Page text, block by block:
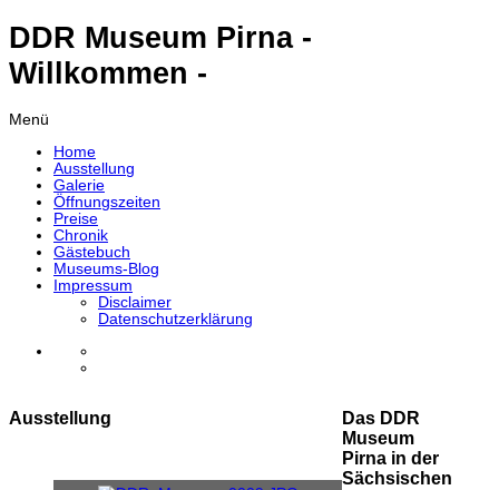
DDR Museum Pirna -
Willkommen -
Menü
Home
Ausstellung
Galerie
Öffnungszeiten
Preise
Chronik
Gästebuch
Museums-Blog
Impressum
Disclaimer
Datenschutzerklärung
Ausstellung
Das DDR
Museum
Pirna in der
Sächsischen